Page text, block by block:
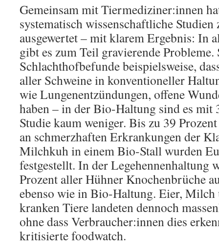
Gemeinsam mit Tiermediziner:innen
systematisch wissenschaftliche
ausgewertet – mit klarem Ergebnis: In
gibt es zum Teil gravierende Probleme.
Schlachthofbefunde beispielsweise,
aller Schweine in konventioneller
wie Lungenentzündungen, offene
haben – in der Bio-Haltung sind es mit
Studie kaum weniger. Bis zu 39
an schmerzhaften Erkrankungen der
Milchkuh in einem Bio-Stall wurden
festgestellt. In der Legehennenhaltung
Prozent aller Hühner Knochenbrüche
ebenso wie in Bio-Haltung. Eier, Milch
kranken Tiere landeten dennoch
ohne dass Verbraucher:innen dies
kritisierte foodwatch.